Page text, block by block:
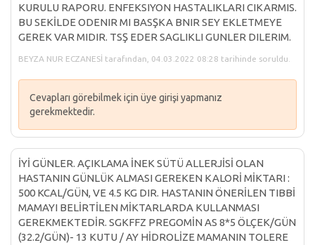
KURULU RAPORU. ENFEKSIYON HASTALIKLARI CIKARMIS.
BU SEKİLDE ODENIR MI BASŞKA BNIR SEY EKLETMEYE
GEREK VAR MIDIR. TSŞ EDER SAGLIKLI GUNLER DILERIM.
BEYZA NUR ECZANESİ tarafından, 04.03.2022 08:28 tarihinde soruldu.
Cevapları görebilmek için üye girişi yapmanız
gerekmektedir.
İYİ GÜNLER. AÇIKLAMA İNEK SÜTÜ ALLERJİSİ OLAN
HASTANIN GÜNLÜK ALMASI GEREKEN KALORİ MİKTARI :
500 KCAL/GÜN, VE 4.5 KG DIR. HASTANIN ÖNERİLEN TIBBİ
MAMAYI BELİRTİLEN MİKTARLARDA KULLANMASI
GEREKMEKTEDİR. SGKFFZ PREGOMİN AS 8*5 ÖLÇEK/GÜN
(32.2/GÜN)- 13 KUTU / AY HİDROLİZE MAMANIN TOLERE